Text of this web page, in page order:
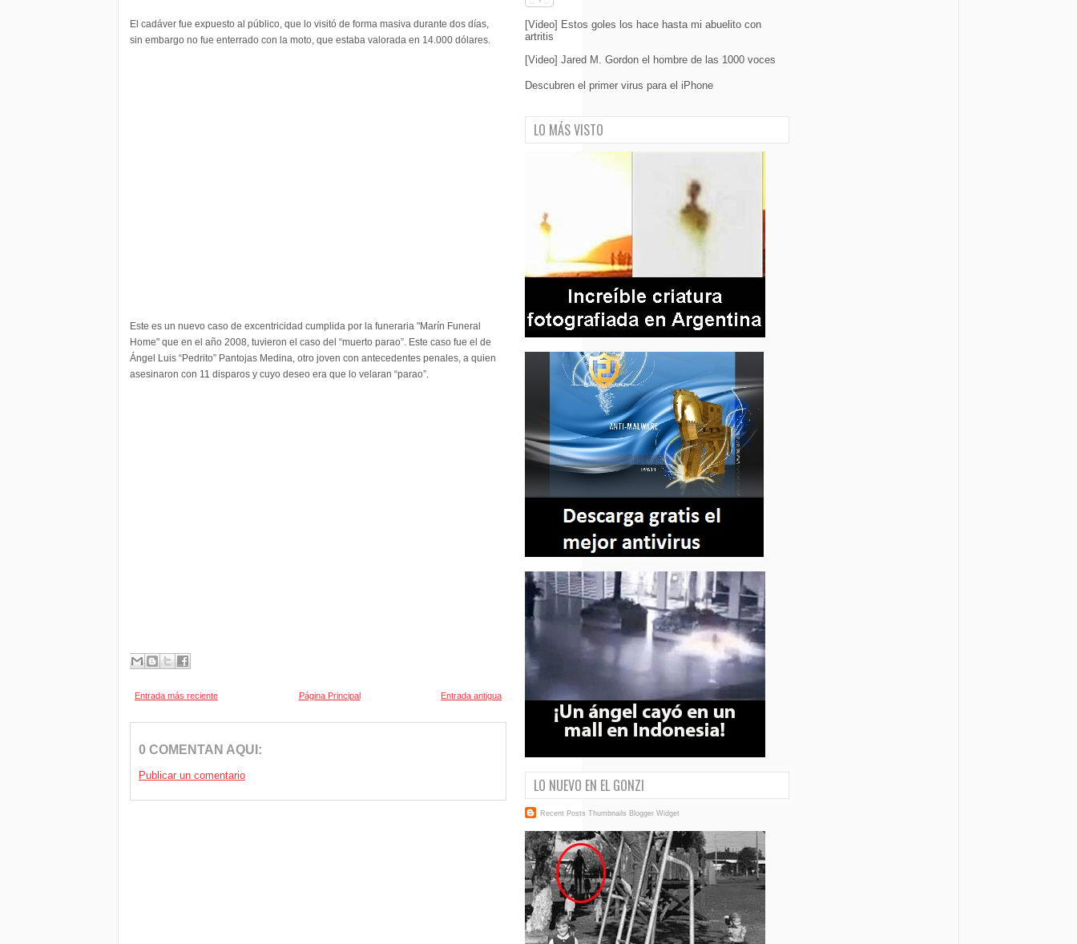
El cadáver fue expuesto al público, que lo visitó de forma masiva durante dos días,
sin embargo no fue enterrado con la moto, que estaba valorada en 14.000 dólares.
Este es un nuevo caso de excentricidad cumplida por la funeraria "Marín Funeral
Home" que en el año 2008, tuvieron el caso del “muerto parao”. Este caso fue el de
Ángel Luis “Pedrito” Pantojas Medina, otro joven con antecedentes penales, a quien
asesinaron con 11 disparos y cuyo deseo era que lo velaran “parao”.
Entrada más reciente Entrada antigua
Página Principal
0 COMENTAN AQUI:
Publicar un comentario
[Video] Estos goles los hace hasta mi abuelito con
artritis
[Video] Jared M. Gordon el hombre de las 1000 voces
Descubren el primer virus para el iPhone
LO MÁS VISTO
LO NUEVO EN EL GONZI
Recent Posts Thumbnails Blogger Widget